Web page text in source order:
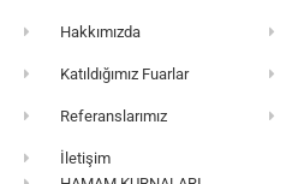
Hakkımızda
Katıldığımız Fuarlar
Referanslarımız
İletişim